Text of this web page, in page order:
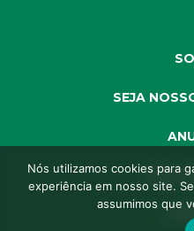
SEJA
SEJA
Nós utilizamos cookies para
experiência em nosso site.
assumimos que